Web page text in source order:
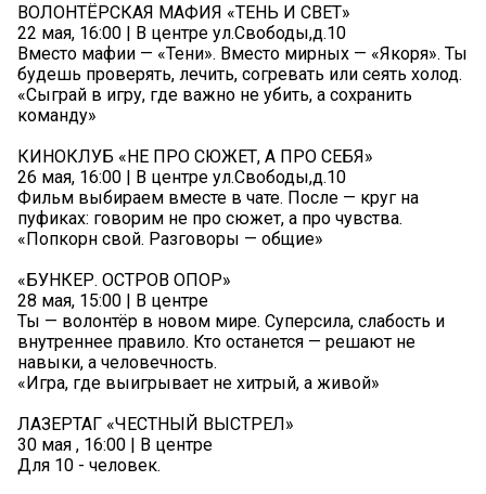
ВОЛОНТЁРСКАЯ МАФИЯ «ТЕНЬ И СВЕТ»
22 мая, 16:00 | В центре ул.Свободы,д.10
Вместо мафии — «Тени». Вместо мирных — «Якоря». Ты
будешь проверять, лечить, согревать или сеять холод.
«Сыграй в игру, где важно не убить, а сохранить
команду»
КИНОКЛУБ «НЕ ПРО СЮЖЕТ, А ПРО СЕБЯ»
26 мая, 16:00 | В центре ул.Свободы,д.10
Фильм выбираем вместе в чате. После — круг на
пуфиках: говорим не про сюжет, а про чувства.
«Попкорн свой. Разговоры — общие»
«БУНКЕР. ОСТРОВ ОПОР»
28 мая, 15:00 | В центре
Ты — волонтёр в новом мире. Суперсила, слабость и
внутреннее правило. Кто останется — решают не
навыки, а человечность.
«Игра, где выигрывает не хитрый, а живой»
ЛАЗЕРТАГ «ЧЕСТНЫЙ ВЫСТРЕЛ»
30 мая , 16:00 | В центре
Для 10 - человек.